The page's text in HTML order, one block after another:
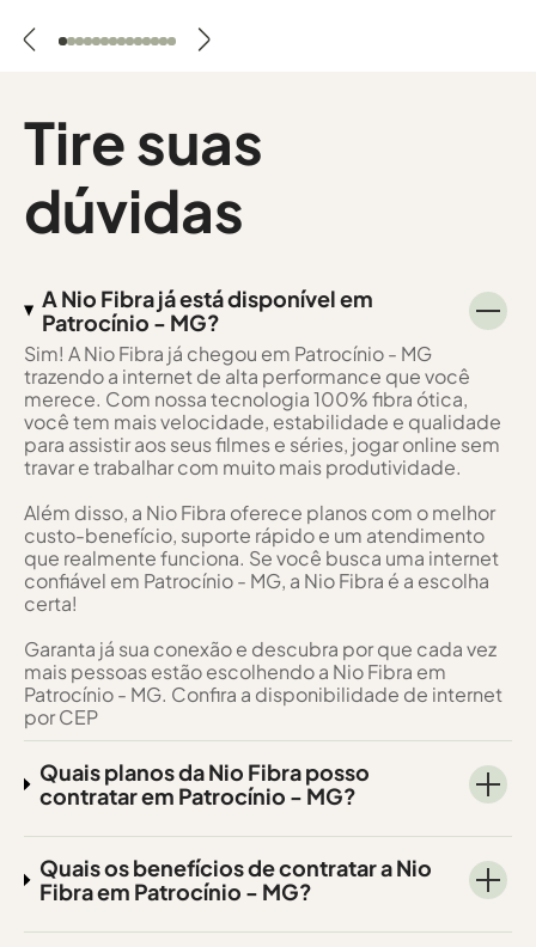
Tire suas
dúvidas
A Nio Fibra já está disponível em
Patrocínio - MG?
Sim! A Nio Fibra já chegou em Patrocínio - MG
trazendo a internet de alta performance que você
merece. Com nossa tecnologia 100% fibra ótica,
você tem mais velocidade, estabilidade e qualidade
para assistir aos seus filmes e séries, jogar online sem
travar e trabalhar com muito mais produtividade.
Além disso, a Nio Fibra oferece planos com o melhor
custo-benefício, suporte rápido e um atendimento
que realmente funciona. Se você busca uma internet
confiável em Patrocínio - MG, a Nio Fibra é a escolha
certa!
Garanta já sua conexão e descubra por que cada vez
mais pessoas estão escolhendo a Nio Fibra em
Patrocínio - MG. Confira a disponibilidade de internet
por CEP
Quais planos da Nio Fibra posso
contratar em Patrocínio - MG?
Quais os benefícios de contratar a Nio
Fibra em Patrocínio - MG?